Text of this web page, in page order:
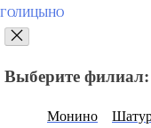
ГОЛИЦЫНО
Выберите филиал:
Монино